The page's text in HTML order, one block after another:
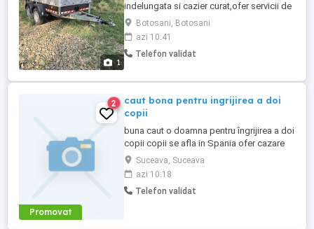
1
indelungata si cazier curat,ofer servicii de
conducere auto pentru curse interne-
externe (EUROPA-ROMANIA) Permis
Categoriile B,BE,C,CE ( expierenta in
tractare remorci ) Servicii oferite.Conduc
remorca-platforma ) pentru aducere in ...
Botosani, Botosani
azi 10:41
Telefon validat
Promovat
2
caut bona pentru ingrijirea a doi
copii
buna caut o doamna pentru îngrijirea a doi
copii copii se afla in Spania ofer cazare
gratis și trei mese pe zi gratis pentru mai
multe informații sunați la numărul
Suceava, Suceava
azi 10:18
Telefon validat